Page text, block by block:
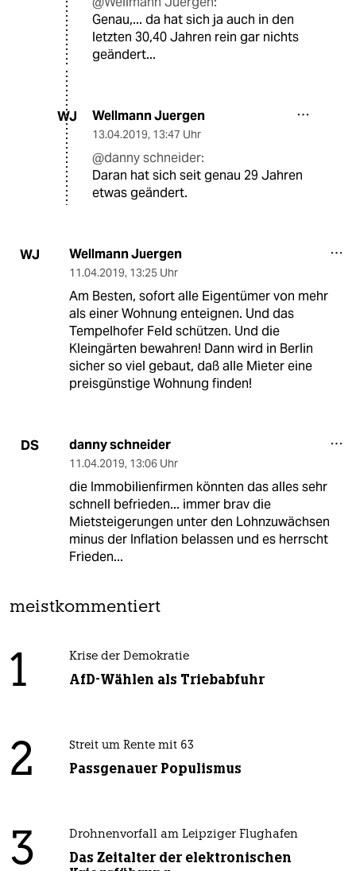
Genau,... da hat sich ja auch in den
letzten 30,40 Jahren rein gar nichts
geändert...
WJ Wellmann Juergen
13.04.2019, 13:47 Uhr
@danny schneider:
Daran hat sich seit genau 29 Jahren
etwas geändert.
WJ Wellmann Juergen
11.04.2019, 13:25 Uhr
Am Besten, sofort alle Eigentümer von mehr
als einer Wohnung enteignen. Und das
Tempelhofer Feld schützen. Und die
Kleingärten bewahren! Dann wird in Berlin
sicher so viel gebaut, daß alle Mieter eine
preisgünstige Wohnung finden!
DS danny schneider
11.04.2019, 13:06 Uhr
die Immobilienfirmen könnten das alles sehr
schnell befrieden... immer brav die
Mietsteigerungen unter den Lohnzuwächsen
minus der Inflation belassen und es herrscht
Frieden...
meistkommentiert
1 Krise der Demokratie
AfD-Wählen als Triebabfuhr
2 Streit um Rente mit 63
Passgenauer Populismus
3 Drohnenvorfall am Leipziger Flughafen
Das Zeitalter der elektronischen